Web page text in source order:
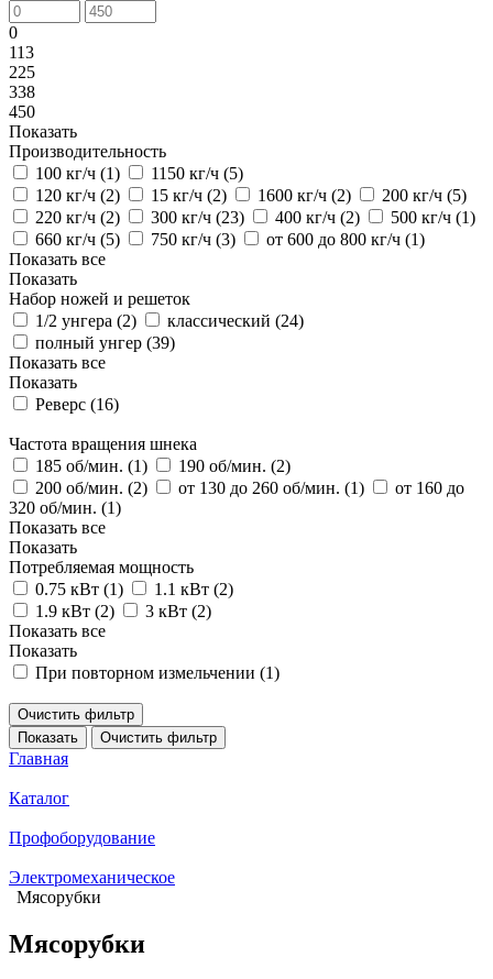
0
113
225
338
450
Показать
Производительность
100 кг/ч (1) 1150 кг/ч (5)
120 кг/ч (2) 15 кг/ч (2) 1600 кг/ч (2) 200 кг/ч (5)
220 кг/ч (2) 300 кг/ч (23) 400 кг/ч (2) 500 кг/ч (1)
660 кг/ч (5) 750 кг/ч (3) от 600 до 800 кг/ч (1)
Показать все
Показать
Набор ножей и решеток
1/2 унгера (2) классический (24)
полный унгер (39)
Показать все
Показать
Реверс (16)
Частота вращения шнека
185 об/мин. (1) 190 об/мин. (2)
200 об/мин. (2) от 130 до 260 об/мин. (1)
от 160 до
320 об/мин. (1)
Показать все
Показать
Потребляемая мощность
0.75 кВт (1) 1.1 кВт (2)
1.9 кВт (2) 3 кВт (2)
Показать все
Показать
При повторном измельчении (1)
Очистить фильтр
Показать
Очистить фильтр
Главная
Каталог
Профоборудование
Электромеханическое
Мясорубки
Мясорубки